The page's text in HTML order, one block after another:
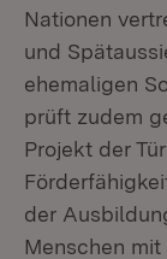
Nationen
und
ehemaligen
prüft zudem
Projekt der
der
Menschen